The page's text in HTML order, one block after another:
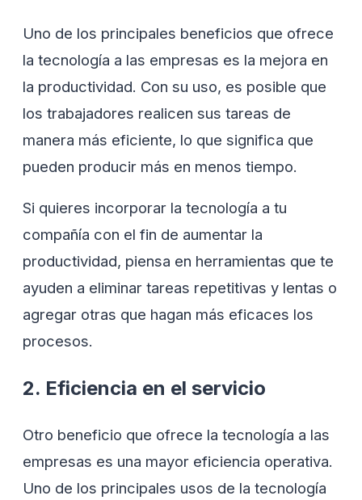
Uno de los principales beneficios que ofrece
la tecnología a las empresas es la mejora en
la productividad. Con su uso, es posible que
los trabajadores realicen sus tareas de
manera más eficiente, lo que significa que
pueden producir más en menos tiempo.
Si quieres incorporar la tecnología a tu
compañía con el fin de aumentar la
productividad, piensa en herramientas que te
ayuden a eliminar tareas repetitivas y lentas o
agregar otras que hagan más eficaces los
procesos.
2. Eficiencia en el servicio
Otro beneficio que ofrece la tecnología a las
empresas es una mayor eficiencia operativa.
Uno de los principales usos de la tecnología